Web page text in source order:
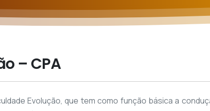
– CPA
Evolução, que tem como função básica a